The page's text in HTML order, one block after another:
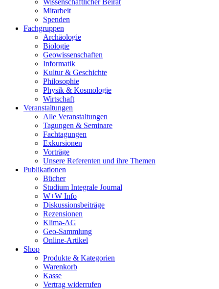
Wissenschaftlicher Beirat
Mitarbeit
Spenden
Fachgruppen
Archäologie
Biologie
Geowissenschaften
Informatik
Kultur & Geschichte
Philosophie
Physik & Kosmologie
Wirtschaft
Veranstaltungen
Alle Veranstaltungen
Tagungen & Seminare
Fachtagungen
Exkursionen
Vorträge
Unsere Referenten und ihre Themen
Publikationen
Bücher
Studium Integrale Journal
W+W Info
Diskussionsbeiträge
Rezensionen
Klima-AG
Geo-Sammlung
Online-Artikel
Shop
Produkte & Kategorien
Warenkorb
Kasse
Vertrag widerrufen